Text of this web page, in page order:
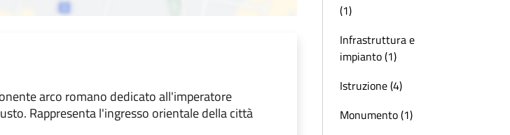
arco romano dedicato all'imperatore
Rappresenta l'ingresso orientale della città
(1)
Infrastruttura e
impianto (1)
Istruzione (4)
Monumento (1)